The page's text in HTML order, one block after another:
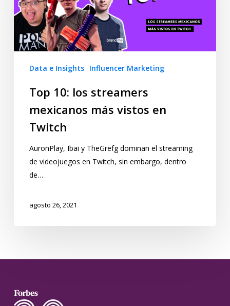
Data e Insights Influencer Marketing
Top 10: los streamers
mexicanos más vistos en
Twitch
AuronPlay, Ibai y TheGrefg dominan el streaming
de videojuegos en Twitch, sin embargo, dentro
de…
agosto 26, 2021